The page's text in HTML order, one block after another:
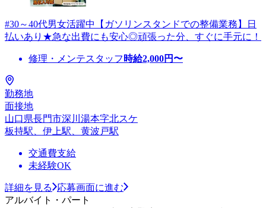
#30～40代男女活躍中【ガソリンスタンドでの整備業務】日
払いあり★急な出費にも安心◎頑張った分、すぐに手元に！
修理・メンテスタッフ 時給2,000円〜
勤務地
面接地
山口県長門市深川湯本字北スケ
板持駅、伊上駅、黄波戸駅
交通費支給
未経験OK
詳細を見る
応募画面に進む
アルバイト・パート